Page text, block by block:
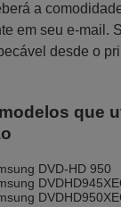
a
em seu e-mail.
desde o
que
DVD-HD 950